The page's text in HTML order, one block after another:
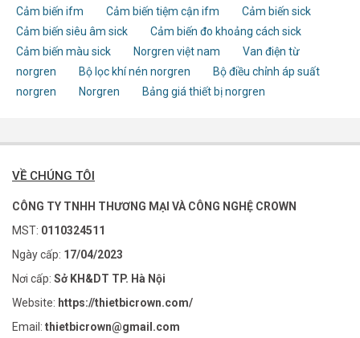
Cảm biến ifm
Cảm biến tiệm cận ifm
Cảm biến sick
Cảm biến siêu âm sick
Cảm biến đo khoảng cách sick
Cảm biến màu sick
Norgren việt nam
Van điện từ
norgren
Bộ lọc khí nén norgren
Bộ điều chỉnh áp suất
norgren
Norgren Bảng giá thiết bị norgren
VỀ CHÚNG TÔI
CÔNG TY TNHH THƯƠNG MẠI VÀ CÔNG NGHỆ CROWN
MST: 0110324511
Ngày cấp: 17/04/2023
Nơi cấp: Sở KH&DT TP. Hà Nội
Website: https://thietbicrown.com/
Email: thietbicrown@gmail.com